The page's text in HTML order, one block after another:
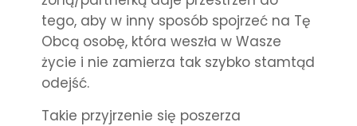
tego, aby w inny sposób spojrzeć na Tę
Obcą osobę, która weszła w Wasze
życie i nie zamierza tak szybko stamtąd
odejść.
Takie przyjrzenie się poszerza